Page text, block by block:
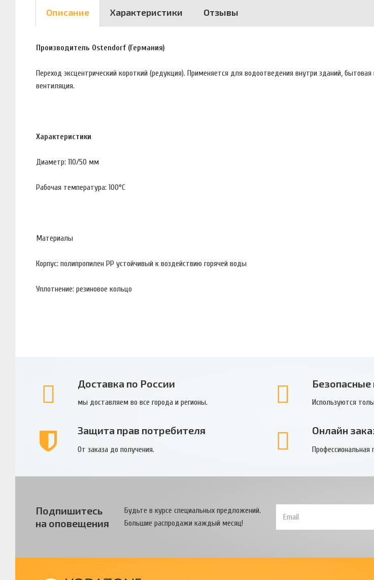
Описание Характеристики Отзывы
Производитель Ostendorf (Германия)
Переход эксцентрический короткий (редукция). Применяется для водоотведения внутри зданий,
вентиляция.
Характеристики
Диаметр: 110/50 мм
Рабочая температура: 100°С
Материалы
Корпус: полипропилен PP устойчивый к воздействию горячей воды
Уплотнение: резиновое кольцо
Доставка по России
мы доставляем во все города и регионы. Используются
Защита прав потребителя
От заказа до получения.
Онлайн
Подпишитесь
на оповещения
Будьте в курсе специальных предложений.
Большие распродажи каждый месяц!